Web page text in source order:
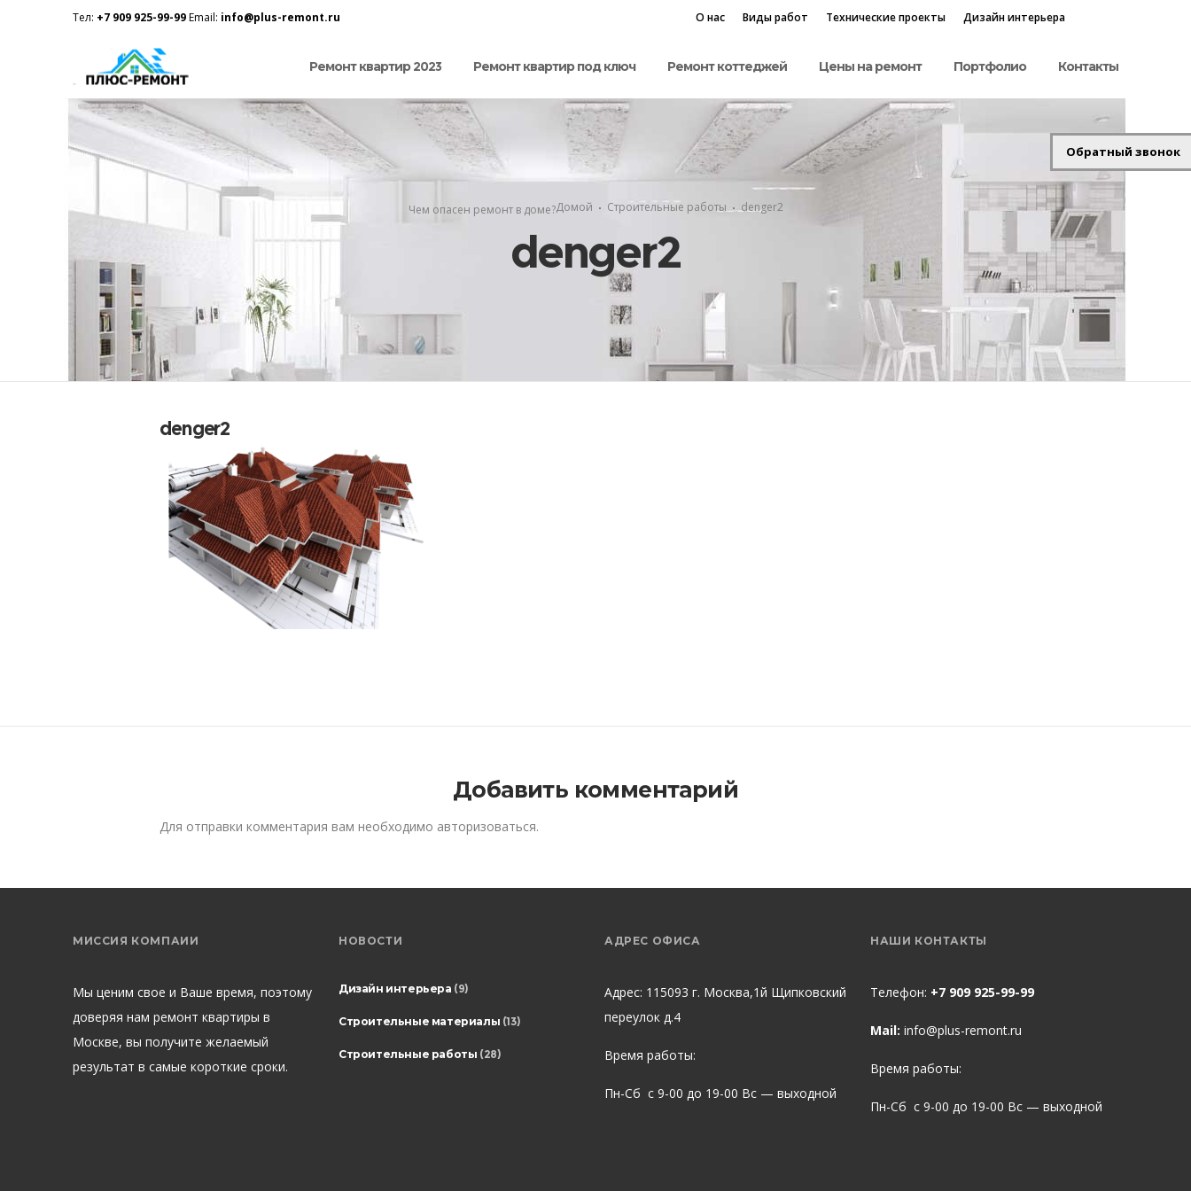
Тел: +7 909 925-99-99Email: info@plus-remont.ru О нас Виды работ Технические проекты Дизайн интерьера
Ремонт квартир 2023 Ремонт квартир под ключ Ремонт коттеджей Цены на ремонт Портфолио Контакты
Чем опасен ремонт в доме?Домой Строительные работы denger2
denger2
denger2
Добавить комментарий
Для отправки комментария вам необходимо авторизоваться.
МИССИЯ КОМПАИИ
Мы ценим свое и Ваше время, поэтому
доверяя нам ремонт квартиры в
Москве, вы получите желаемый
результат в самые короткие сроки.
НОВОСТИ
Дизайн интерьера (9)
Строительные материалы (13)
Строительные работы (28)
АДРЕС ОФИСА
Адрес: 115093 г. Москва,1й Щипковский
переулок д.4
Время работы:
Пн-Сб с 9-00 до 19-00 Вс — выходной
НАШИ КОНТАКТЫ
Телефон: +7 909 925-99-99
Mail: info@plus-remont.ru
Время работы:
Пн-Сб с 9-00 до 19-00 Вс — выходной
Обратный звонок